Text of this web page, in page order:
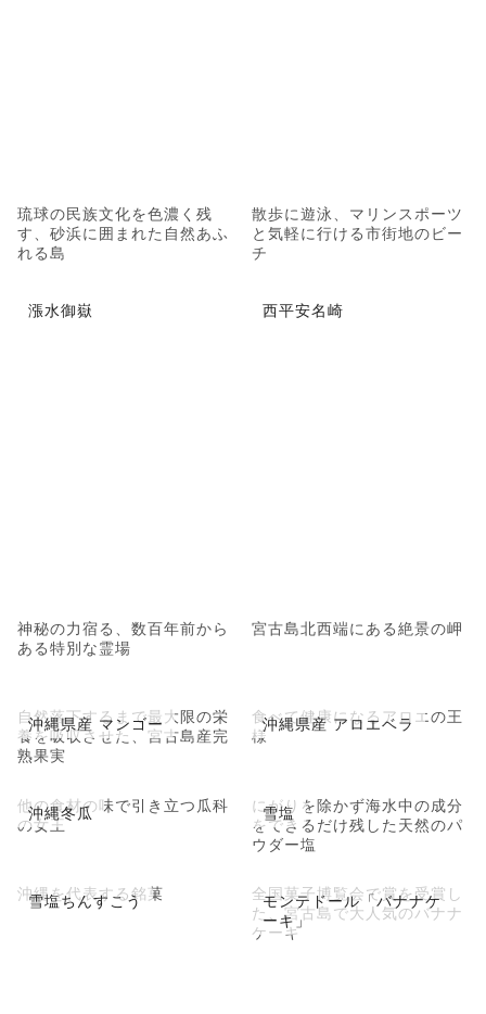
琉球の民族文化を色濃く残
す、砂浜に囲まれた自然あふ
れる島
散歩に遊泳、マリンスポーツ
と気軽に行ける市街地のビー
チ
漲水御嶽
神秘の力宿る、数百年前から
ある特別な霊場
西平安名崎
宮古島北西端にある絶景の岬
沖縄県産 マンゴー
自然落下するまで最大限の栄
養を吸収させた、宮古島産完
熟果実
沖縄県産 アロエベラ
食べて健康になるアロエの王
様
沖縄冬瓜
他の食材の味で引き立つ瓜科
の女王
雪塩
にがりを除かず海水中の成分
をできるだけ残した天然のパ
ウダー塩
雪塩ちんすこう
沖縄を代表する銘菓
モンテドール「バナナケ
ーキ」
全国菓子博覧会で賞を受賞し
た、宮古島で大人気のバナナ
ケーキ